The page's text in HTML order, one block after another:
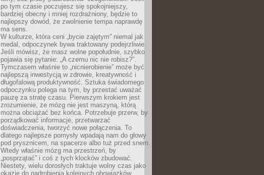
po tym czasie poczujesz się spokojniejszy,
bardziej obecny i mniej rozdrażniony, będzie to
najlepszy dowód, że zwolnienie tempa naprawdę
ma sens.
W kulturze, która ceni „bycie zajętym” niemal jak
medal, odpoczynek bywa traktowany podejrzliwie.
Jeśli mówisz, że masz wolne popołudnie, szybko
pojawia się pytanie: „A czemu nic nie robisz?”.
Tymczasem właśnie to „nicnierobienie” może być
najlepszą inwestycją w zdrowie, kreatywność i
długofalową produktywność. Sztuka świadomego
odpoczynku polega na tym, by przestać uważać
pauzę za stratę czasu. Pierwszym krokiem jest
zrozumienie, że mózg nie jest maszyną, którą
można obciążać bez końca. Potrzebuje przerw, by
porządkować informacje, przetwarzać
doświadczenia, tworzyć nowe połączenia. To
dlatego najlepsze pomysły wpadają nam do głowy
pod prysznicem, na spacerze albo tuż przed snem.
Wtedy właśnie mózg ma przestrzeń, by
„posprzątać” i coś z tych klocków zbudować.
Niestety, wielu dorosłych traktuje wolny czas jako
okazję do nadrobienia kolejnych obowiązków.